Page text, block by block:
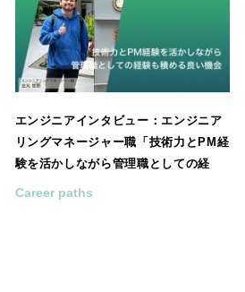
エンジニアインタビュー：エンジニア
リングマネージャー職「技術力とPM経
験を活かしながら管理職としての経
Career paths